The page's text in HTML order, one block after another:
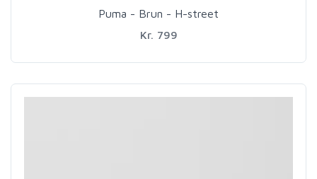
Puma - Brun - H-street
Kr. 799